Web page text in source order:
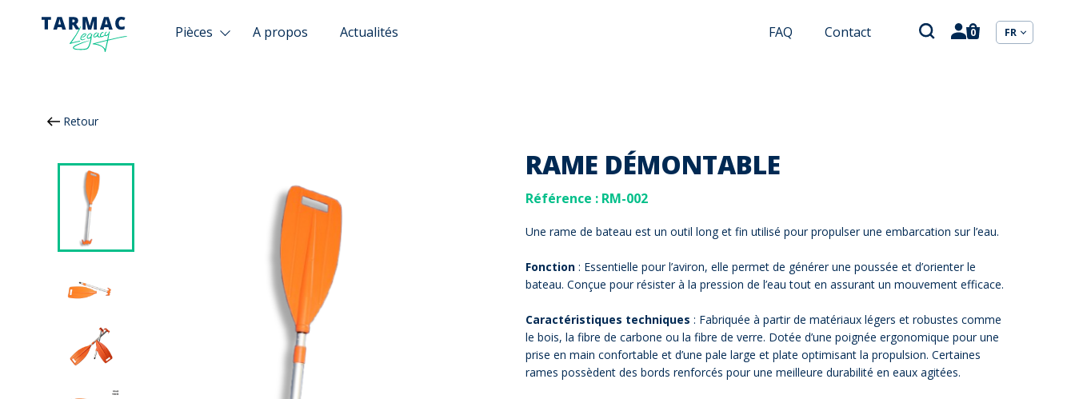
Pièces A propos Actualités FAQ Contact 0 FR
Retour
RAME DÉMONTABLE
Référence : RM-002
Une rame de bateau est un outil long et fin utilisé pour propulser une embarcation sur l’eau.
Fonction : Essentielle pour l’aviron, elle permet de générer une poussée et d’orienter le
bateau. Conçue pour résister à la pression de l’eau tout en assurant un mouvement efficace.
Caractéristiques techniques : Fabriquée à partir de matériaux légers et robustes comme
le bois, la fibre de carbone ou la fibre de verre. Dotée d’une poignée ergonomique pour une
prise en main confortable et d’une pale large et plate optimisant la propulsion. Certaines
rames possèdent des bords renforcés pour une meilleure durabilité en eaux agitées.